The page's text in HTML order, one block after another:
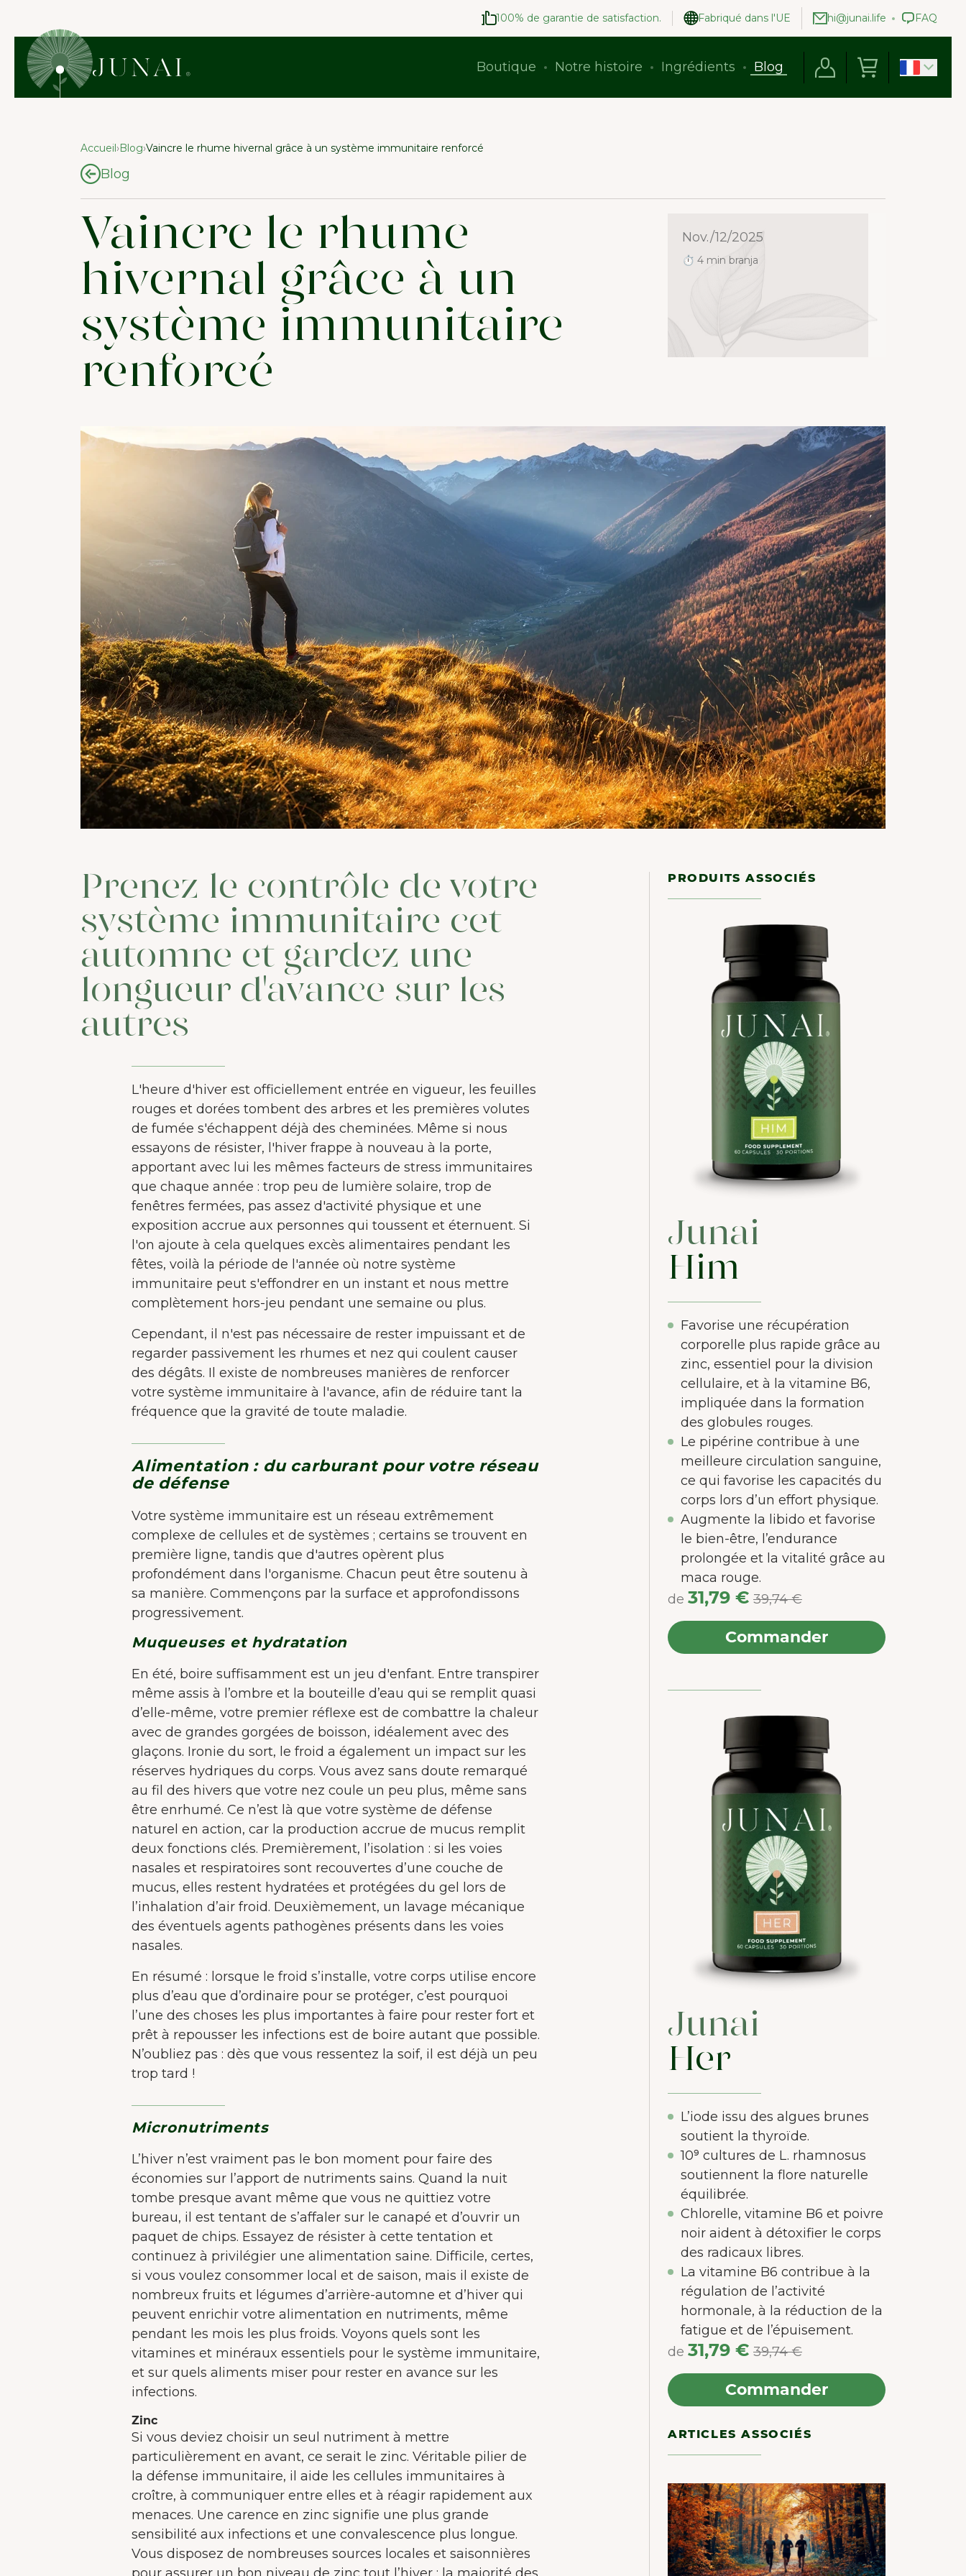
100% de garantie de satisfaction. Fabriqué dans l'UE hi@junai.life FAQ
Boutique Notre histoire Ingrédients Blog
Accueil›Blog›Vaincre le rhume hivernal grâce à un système immunitaire renforcé
Blog
Vaincre le rhume
hivernal grâce à un
système immunitaire
renforcé
Nov./12/2025
⏱ 4 min branja
Prenez le contrôle de votre
système immunitaire cet
automne et gardez une
longueur d'avance sur les
autres
L'heure d'hiver est officiellement entrée en vigueur, les feuilles
rouges et dorées tombent des arbres et les premières volutes
de fumée s'échappent déjà des cheminées. Même si nous
essayons de résister, l'hiver frappe à nouveau à la porte,
apportant avec lui les mêmes facteurs de stress immunitaires
que chaque année : trop peu de lumière solaire, trop de
fenêtres fermées, pas assez d'activité physique et une
exposition accrue aux personnes qui toussent et éternuent. Si
l'on ajoute à cela quelques excès alimentaires pendant les
fêtes, voilà la période de l'année où notre système
immunitaire peut s'effondrer en un instant et nous mettre
complètement hors-jeu pendant une semaine ou plus.
Cependant, il n'est pas nécessaire de rester impuissant et de
regarder passivement les rhumes et nez qui coulent causer
des dégâts. Il existe de nombreuses manières de renforcer
votre système immunitaire à l'avance, afin de réduire tant la
fréquence que la gravité de toute maladie.
Alimentation : du carburant pour votre réseau
de défense
Votre système immunitaire est un réseau extrêmement
complexe de cellules et de systèmes ; certains se trouvent en
première ligne, tandis que d'autres opèrent plus
profondément dans l'organisme. Chacun peut être soutenu à
sa manière. Commençons par la surface et approfondissons
progressivement.
Muqueuses et hydratation
En été, boire suffisamment est un jeu d'enfant. Entre transpirer
même assis à l’ombre et la bouteille d’eau qui se remplit quasi
d’elle-même, votre premier réflexe est de combattre la chaleur
avec de grandes gorgées de boisson, idéalement avec des
glaçons. Ironie du sort, le froid a également un impact sur les
réserves hydriques du corps. Vous avez sans doute remarqué
au fil des hivers que votre nez coule un peu plus, même sans
être enrhumé. Ce n’est là que votre système de défense
naturel en action, car la production accrue de mucus remplit
deux fonctions clés. Premièrement, l’isolation : si les voies
nasales et respiratoires sont recouvertes d’une couche de
mucus, elles restent hydratées et protégées du gel lors de
l’inhalation d’air froid. Deuxièmement, un lavage mécanique
des éventuels agents pathogènes présents dans les voies
nasales.
En résumé : lorsque le froid s’installe, votre corps utilise encore
plus d’eau que d’ordinaire pour se protéger, c’est pourquoi
l’une des choses les plus importantes à faire pour rester fort et
prêt à repousser les infections est de boire autant que possible.
N’oubliez pas : dès que vous ressentez la soif, il est déjà un peu
trop tard !
Micronutriments
L’hiver n’est vraiment pas le bon moment pour faire des
économies sur l’apport de nutriments sains. Quand la nuit
tombe presque avant même que vous ne quittiez votre
bureau, il est tentant de s’affaler sur le canapé et d’ouvrir un
paquet de chips. Essayez de résister à cette tentation et
continuez à privilégier une alimentation saine. Difficile, certes,
si vous voulez consommer local et de saison, mais il existe de
nombreux fruits et légumes d’arrière-automne et d’hiver qui
peuvent enrichir votre alimentation en nutriments, même
pendant les mois les plus froids. Voyons quels sont les
vitamines et minéraux essentiels pour le système immunitaire,
et sur quels aliments miser pour rester en avance sur les
infections.
Zinc
Si vous deviez choisir un seul nutriment à mettre
particulièrement en avant, ce serait le zinc. Véritable pilier de
la défense immunitaire, il aide les cellules immunitaires à
croître, à communiquer entre elles et à réagir rapidement aux
menaces. Une carence en zinc signifie une plus grande
sensibilité aux infections et une convalescence plus longue.
Vous disposez de nombreuses sources locales et saisonnières
PRODUITS ASSOCIÉS
Junai
Him
Favorise une récupération
corporelle plus rapide grâce au
zinc, essentiel pour la division
cellulaire, et à la vitamine B6,
impliquée dans la formation
des globules rouges.
Le pipérine contribue à une
meilleure circulation sanguine,
ce qui favorise les capacités du
corps lors d’un effort physique.
Augmente la libido et favorise
le bien-être, l’endurance
prolongée et la vitalité grâce au
maca rouge.
de 31,79 € 39,74 €
Commander
Junai
Her
L’iode issu des algues brunes
soutient la thyroïde.
10⁹ cultures de L. rhamnosus
soutiennent la flore naturelle
équilibrée.
Chlorelle, vitamine B6 et poivre
noir aident à détoxifier le corps
des radicaux libres.
La vitamine B6 contribue à la
régulation de l’activité
hormonale, à la réduction de la
fatigue et de l’épuisement.
de 31,79 € 39,74 €
Commander
ARTICLES ASSOCIÉS
BIENVENUE CHEZ JUNAIU.
Nous utilisons des cookies sur notre site web afin
Tout accepter
Accepter seulement les essentiels
Personnaliser